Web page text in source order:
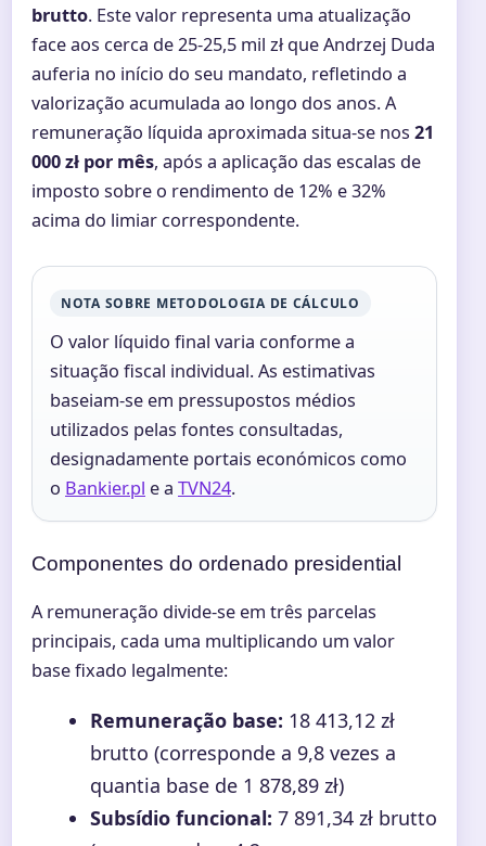
brutto. Este valor representa uma atualização
face aos cerca de 25-25,5 mil zł que Andrzej Duda
auferia no início do seu mandato, refletindo a
valorização acumulada ao longo dos anos. A
remuneração líquida aproximada situa-se nos 21
000 zł por mês, após a aplicação das escalas de
imposto sobre o rendimento de 12% e 32%
acima do limiar correspondente.
NOTA SOBRE METODOLOGIA DE CÁLCULO
O valor líquido final varia conforme a
situação fiscal individual. As estimativas
baseiam-se em pressupostos médios
utilizados pelas fontes consultadas,
designadamente portais económicos como
o Bankier.pl e a TVN24.
Componentes do ordenado presidential
A remuneração divide-se em três parcelas
principais, cada uma multiplicando um valor
base fixado legalmente:
Remuneração base: 18 413,12 zł
brutto (corresponde a 9,8 vezes a
quantia base de 1 878,89 zł)
Subsídio funcional: 7 891,34 zł brutto